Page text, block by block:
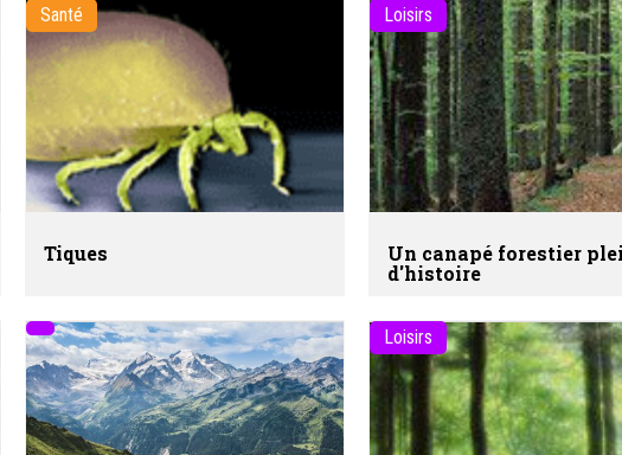
Santé
Tiques
Loisirs
Un canapé forestier
d'histoire
Loisirs